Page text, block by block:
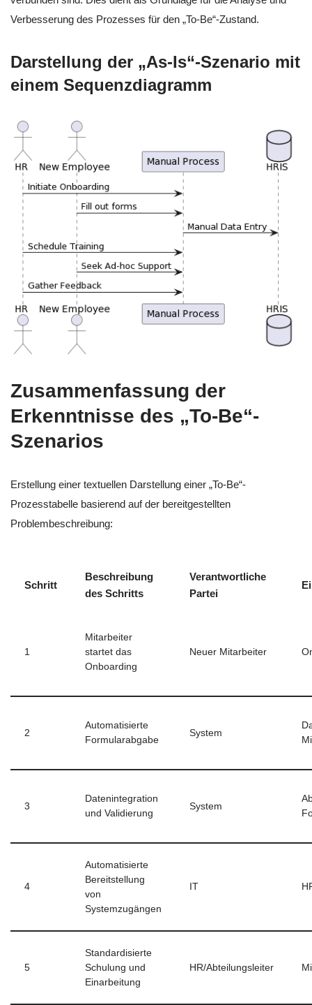
Verbesserung des Prozesses für den „To-Be“-Zustand.
Darstellung der „As-Is“-Szenario mit
einem Sequenzdiagramm
Zusammenfassung der
Erkenntnisse des „To-Be“-
Szenarios
Erstellung einer textuellen Darstellung einer „To-Be“-
Prozesstabelle basierend auf der bereitgestellten
Problembeschreibung:
Schritt
Beschreibung
des Schritts
Verantwortliche
Partei
1
Mitarbeiter
startet das
Onboarding
Neuer Mitarbeiter
2
Automatisierte
Formularabgabe
System
3
Datenintegration
und Validierung
System
4
Automatisierte
Bereitstellung
von
Systemzugängen
IT
5
Standardisierte
Schulung und
Einarbeitung
HR/Abteilungsleiter